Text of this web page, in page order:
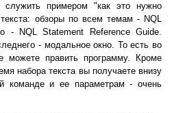
примером "как это нужно
обзоры по всем темам - NQL
- NQL Statement Reference Guide.
- модальное окно. То есть во
можете править программу. Кроме
набора текста вы получаете внизу
команде и ее параметрам - очень